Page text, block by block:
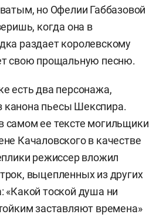
но Офелии Габбазовой
когда она в
раздает королевскому
свою прощальную песню.
есть два персонажа,
пьесы Шекспира.
самом ее тексте могильщики
Качаловского в качестве
режиссер вложил
выцепленных из других
«Какой тоской душа ни
заставляют времена»